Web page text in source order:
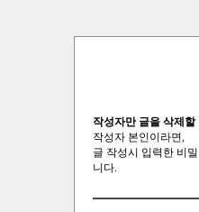
작성자만 글을 삭제할
작성자 본인이라면,
글 작성시 입력한 비
니다.